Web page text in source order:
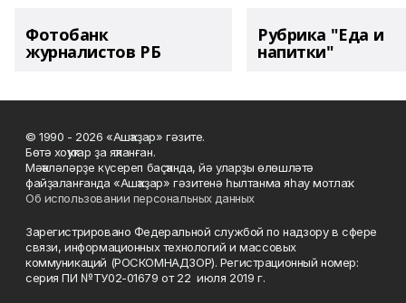
Фотобанк
журналистов РБ
Рубрика "Еда и
напитки"
© 1990 - 2026 «Ашҡаҙар» гәзите.
Бөтә хоҡуҡтар ҙа яҡланған.
Мәҡәләләрҙе күсереп баҫҡанда, йә уларҙы өлөшләтә
файҙаланғанда «Ашҡаҙар» гәзитенә һылтанма яһау мотлаҡ.
Об использовании персональных данных
Зарегистрировано Федеральной службой по надзору в сфере
связи, информационных технологий и массовых
коммуникаций (РОСКОМНАДЗОР). Регистрационный номер:
серия ПИ №ТУ02-01679 от 22 июля 2019 г.